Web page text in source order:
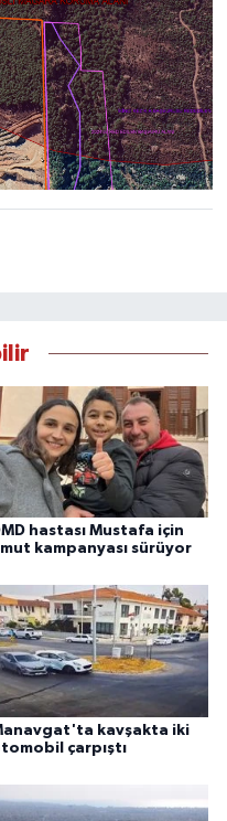
hastası Mustafa için
kampanyası sürüyor
kavşakta iki
çarpıştı